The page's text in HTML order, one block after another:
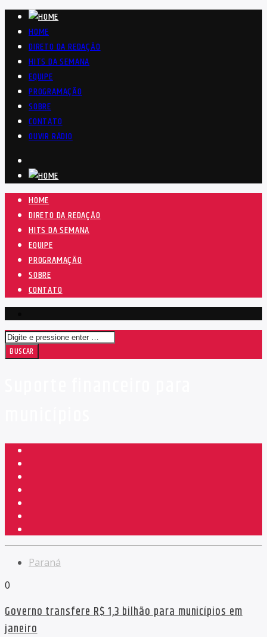
HOME
DIRETO DA REDAÇÃO
HITS DA SEMANA
EQUIPE
PROGRAMAÇÃO
SOBRE
CONTATO
OUVIR RÁDIO
HOME
DIRETO DA REDAÇÃO
HITS DA SEMANA
EQUIPE
PROGRAMAÇÃO
SOBRE
CONTATO
Paraná
0
Governo transfere R$ 1,3 bilhão para municípios em
janeiro